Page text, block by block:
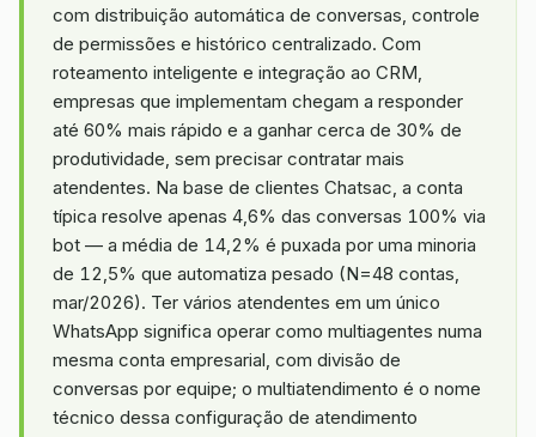
com distribuição automática de conversas, controle
de permissões e histórico centralizado. Com
roteamento inteligente e integração ao CRM,
empresas que implementam chegam a responder
até 60% mais rápido e a ganhar cerca de 30% de
produtividade, sem precisar contratar mais
atendentes. Na base de clientes Chatsac, a conta
típica resolve apenas 4,6% das conversas 100% via
bot — a média de 14,2% é puxada por uma minoria
de 12,5% que automatiza pesado (N=48 contas,
mar/2026). Ter vários atendentes em um único
WhatsApp significa operar como multiagentes numa
mesma conta empresarial, com divisão de
conversas por equipe; o multiatendimento é o nome
técnico dessa configuração de atendimento